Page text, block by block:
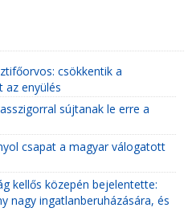
csökkentik a
az enyülés
sújtanak le erre a
csapat a magyar válogatott
kellős közepén bejelentette:
nagy ingatlanberuházására, és